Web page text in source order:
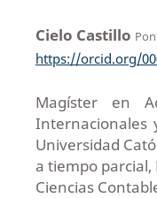
Cielo Castillo
https://orcid.org/
Magíster en
Internacionales
Universidad
a tiempo
Ciencias